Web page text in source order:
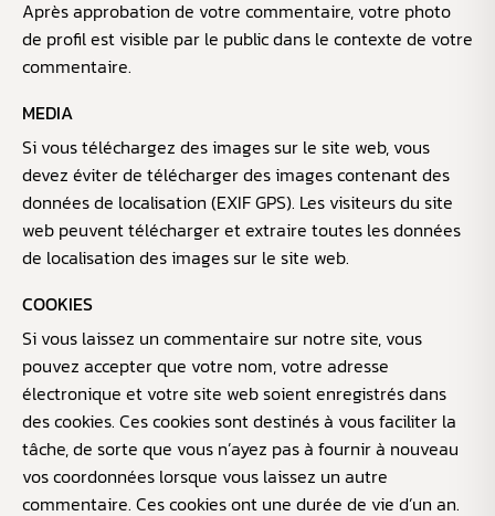
Après approbation de votre commentaire, votre photo
de profil est visible par le public dans le contexte de votre
commentaire.
MEDIA
Si vous téléchargez des images sur le site web, vous
devez éviter de télécharger des images contenant des
données de localisation (EXIF GPS). Les visiteurs du site
web peuvent télécharger et extraire toutes les données
de localisation des images sur le site web.
COOKIES
Si vous laissez un commentaire sur notre site, vous
pouvez accepter que votre nom, votre adresse
électronique et votre site web soient enregistrés dans
des cookies. Ces cookies sont destinés à vous faciliter la
tâche, de sorte que vous n’ayez pas à fournir à nouveau
vos coordonnées lorsque vous laissez un autre
commentaire. Ces cookies ont une durée de vie d’un an.